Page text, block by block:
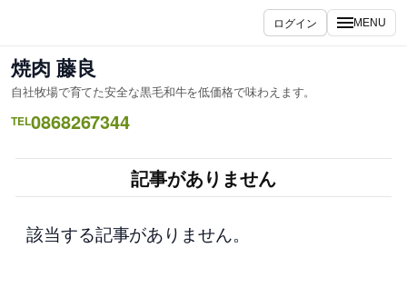
を
ス
キ
ッ
ログイン MENU
焼肉 藤良
自社牧場で育てた安全な黒毛和牛を低価格で味わえます。
TEL0868267344
記事がありません
該当する記事がありません。